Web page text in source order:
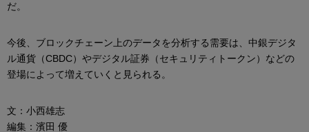
だ。
今後、ブロックチェーン上のデータを分析する需要は、中銀デジタ
ル通貨（CBDC）やデジタル証券（セキュリティトークン）などの
登場によって増えていくと見られる。
文：小西雄志
編集：濱田 優